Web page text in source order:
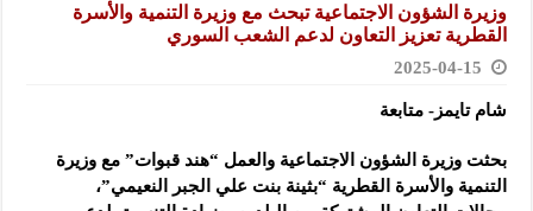
وزيرة الشؤون الاجتماعية تبحث مع وزيرة التنمية والأسرة
القطرية تعزيز التعاون لدعم الشعب السوري
2025-04-15
شام تايمز- متابعة
بحثت وزيرة الشؤون الاجتماعية والعمل “هند قبوات” مع وزيرة
التنمية والأسرة القطرية “بثينة بنت علي الجبر النعيمي”،